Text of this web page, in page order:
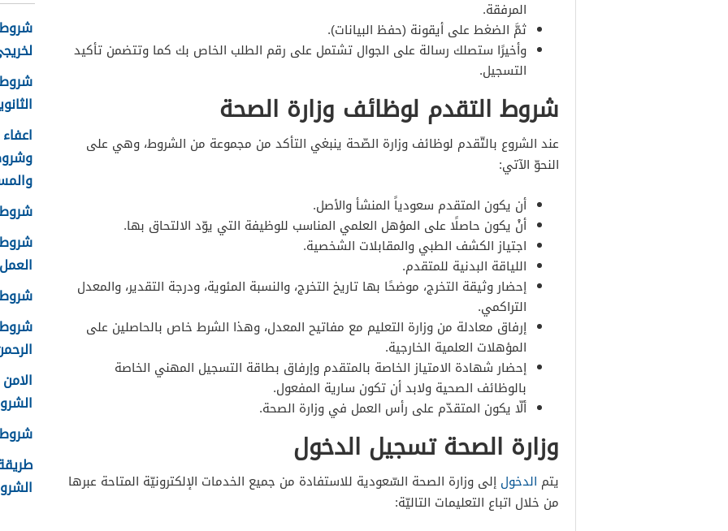
المرفقة.
ثمَّ الضغط على أيقونة (حفظ البيانات).
وأخيرًا ستصلك رسالة على الجوال تشتمل على رقم الطلب الخاص بك كما وتتضمن تأكيد
التسجيل.
شروط التقدم لوظائف وزارة الصحة
عند الشروع بالتّقدم لوظائف وزارة الصّحة ينبغي التأكد من مجموعة من الشروط، وهي على
النحوّ الآتي:
أن يكون المتقدم سعودياً المنشأ والأصل.
أنْ يكون حاصلًا على المؤهل العلمي المناسب للوظيفة التي يوّد الالتحاق بها.
اجتياز الكشف الطبي والمقابلات الشخصية.
اللياقة البدنية للمتقدم.
إحضار وثيقة التخرج، موضحًا بها تاريخ التخرج، والنسبة المئوية، ودرجة التقدير، والمعدل
التراكمي.
إرفاق معادلة من وزارة التعليم مع مفاتيح المعدل، وهذا الشرط خاص بالحاصلين على
المؤهلات العلمية الخارجية.
إحضار شهادة الامتياز الخاصة بالمتقدم وإرفاق بطاقة التسجيل المهني الخاصة
بالوظائف الصحية ولابد أن تكون سارية المفعول.
ألّا يكون المتقدّم على رأس العمل في وزارة الصحة.
وزارة الصحة تسجيل الدخول
يتم الدخول إلى وزارة الصحة السّعودية للاستفادة من جميع الخدمات الإلكترونيّة المتاحة عبرها
من خلال اتباع التعليمات التاليّة:
شروط
شروط
شروط
العمل
شروط
شروط
شروط